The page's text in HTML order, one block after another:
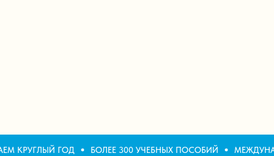
КРУГЛЫЙ ГОД БОЛЕЕ 300 УЧЕБНЫХ ПОСОБИЙ